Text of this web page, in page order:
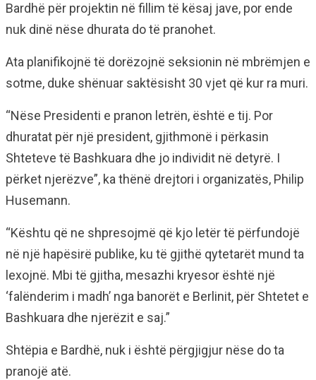
Bardhë për projektin në fillim të kësaj jave, por ende
nuk dinë nëse dhurata do të pranohet.
Ata planifikojnë të dorëzojnë seksionin në mbrëmjen e
sotme, duke shënuar saktësisht 30 vjet që kur ra muri.
“Nëse Presidenti e pranon letrën, është e tij. Por
dhuratat për një president, gjithmonë i përkasin
Shteteve të Bashkuara dhe jo individit në detyrë. I
përket njerëzve”, ka thënë drejtori i organizatës, Philip
Husemann.
“Kështu që ne shpresojmë që kjo letër të përfundojë
në një hapësirë publike, ku të gjithë qytetarët mund ta
lexojnë. Mbi të gjitha, mesazhi kryesor është një
‘falënderim i madh’ nga banorët e Berlinit, për Shtetet e
Bashkuara dhe njerëzit e saj.”
Shtëpia e Bardhë, nuk i është përgjigjur nëse do ta
pranojë atë.